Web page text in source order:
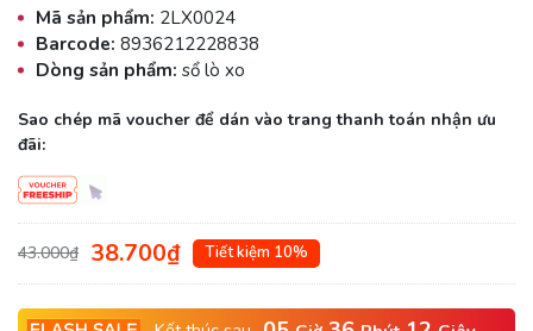
Mã sản phẩm: 2LX0024
Barcode: 8936212228838
Dòng sản phẩm: sổ lò xo
Sao chép mã voucher để dán vào trang thanh toán nhận ưu
đãi:
43.000₫ 38.700₫ Tiết kiệm 10%